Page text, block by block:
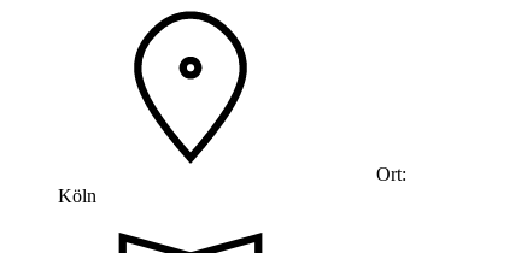
Ort:
Köln